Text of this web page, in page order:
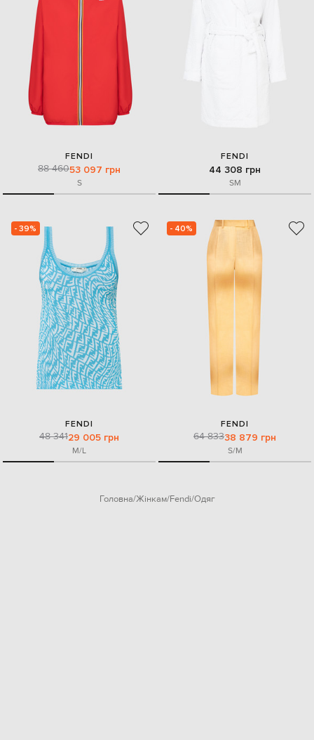
FENDI
88 46053 097 грн
S
FENDI
44 308 грн
SM
- 39%
FENDI
48 34129 005 грн
M/L
- 40%
FENDI
64 83338 879 грн
S/M
Головна Жінкам Fendi Одяг